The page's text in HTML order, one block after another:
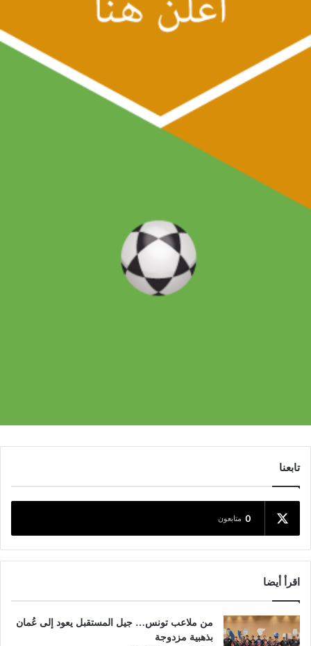
تابعنا
0 متابعون
اقرأ أيضا
من ملاعب تونس… جيل المستقبل يعود إلى عُمان
بذهبية مزدوجة